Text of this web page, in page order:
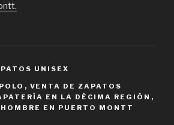
UNISEX
, VENTA DE ZAPATOS
EN LA DÉCIMA REGIÓN ,
EN PUERTO MONTT